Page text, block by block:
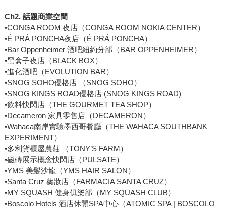
Ch2. 話題商業空間
•CONGA ROOM 夜店（CONGA ROOM NOKIA CENTER）
•É PRÁ PONCHA夜店（É PRÁ PONCHA）
•Bar Oppenheimer 酒吧紐約分部（BAR OPPENHEIMER）
•黑盒子夜店（BLACK BOX）
•進化酒吧（EVOLUTION BAR）
•SNOG SOHO優格店 （SNOG SOHO）
•SNOG KINGS ROAD優格店 (SNOG KINGS ROAD)
•飲料快閃店（THE GOURMET TEA SHOP）
•Decameron 家具零售店（DECAMERON）
•Wahaca南岸實驗墨西哥餐廳（THE WAHACA SOUTHBANK
EXPERIMENT）
•多利貨櫃屋農莊 （TONY’S FARM）
•磁磚展示概念快閃店（PULSATE）
•YMS 美髮沙龍（YMS HAIR SALON）
•Santa Cruz 藥妝店（FARMACIA SANTA CRUZ）
•MY SQUASH 健身俱樂部（MY SQUASH CLUB）
•Boscolo Hotels 酒店休閒SPA中心（ATOMIC SPA | BOSCOLO